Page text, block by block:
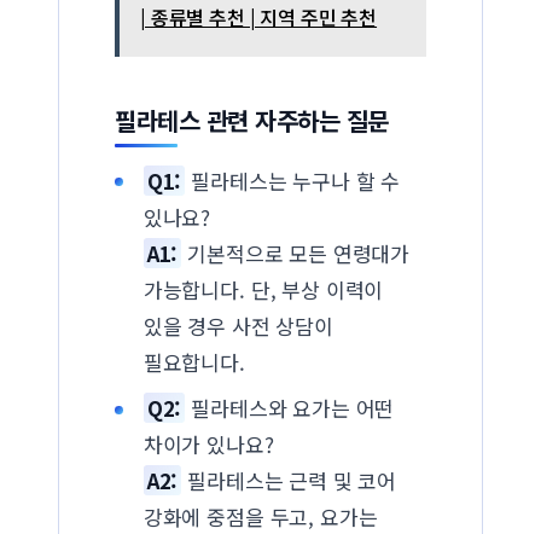
| 종류별 추천 | 지역 주민 추천
필라테스 관련 자주하는 질문
Q1: 필라테스는 누구나 할 수
있나요?
A1: 기본적으로 모든 연령대가
가능합니다. 단, 부상 이력이
있을 경우 사전 상담이
필요합니다.
Q2: 필라테스와 요가는 어떤
차이가 있나요?
A2: 필라테스는 근력 및 코어
강화에 중점을 두고, 요가는